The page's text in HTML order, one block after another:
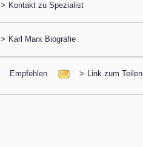
> Kontakt zu Spezialist
> Karl Marx Biografie
Empfehlen > Link zum Teilen